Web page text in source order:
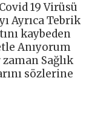
19 Virüsü
Ayrıca Tebrik
kaybeden
Anıyorum
Sağlık
sözlerine